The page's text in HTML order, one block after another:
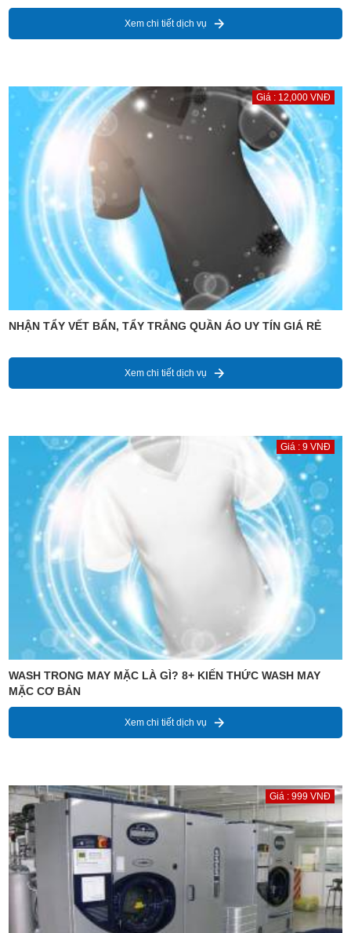
Xem chi tiết dịch vụ
Giá : 12,000 VNĐ
NHẬN TẨY VẾT BẨN, TẨY TRẮNG QUẦN ÁO UY TÍN GIÁ RẺ
Xem chi tiết dịch vụ
Giá : 9 VNĐ
WASH TRONG MAY MẶC LÀ GÌ? 8+ KIẾN THỨC WASH MAY
MẶC CƠ BẢN
Xem chi tiết dịch vụ
Giá : 999 VNĐ